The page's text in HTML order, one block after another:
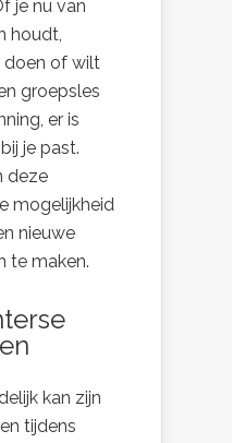
je nu van
houdt,
doen of wilt
groepsles
er is
je past.
deze
mogelijkheid
nieuwe
te maken.
kan zijn
tijdens